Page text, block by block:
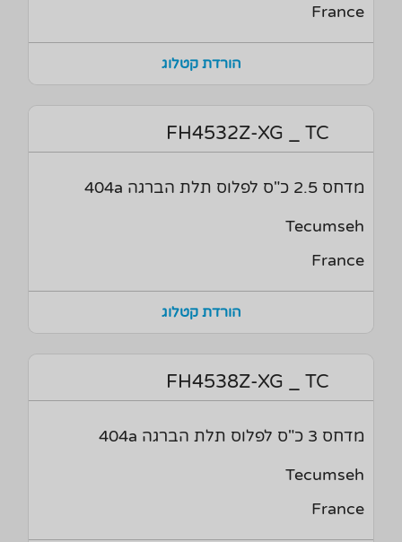
France
הורדת קטלוג
FH4532Z-XG _ TC
מדחס 2.5 כ"ס לפלוס תלת הברגה 404a
Tecumseh
France
הורדת קטלוג
FH4538Z-XG _ TC
מדחס 3 כ"ס לפלוס תלת הברגה 404a
Tecumseh
France